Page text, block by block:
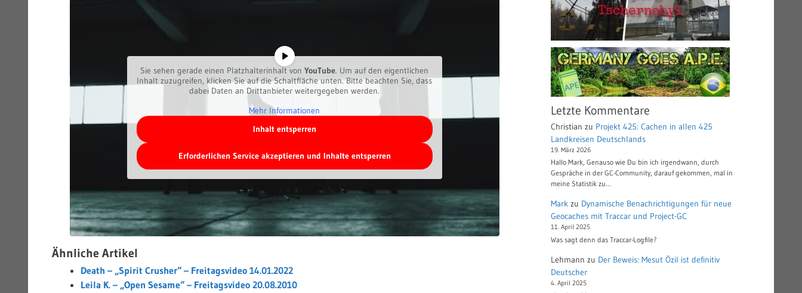
Sie sehen gerade einen Platzhalterinhalt von YouTube. Um auf den eigentlichen
Inhalt zuzugreifen, klicken Sie auf die Schaltfläche unten. Bitte beachten Sie, dass
dabei Daten an Drittanbieter weitergegeben werden.
Mehr Informationen
Inhalt entsperren
Erforderlichen Service akzeptieren und Inhalte entsperren
Ähnliche Artikel
Death – „Spirit Crusher“ – Freitagsvideo 14.01.2022
Leila K. – „Open Sesame“ – Freitagsvideo 20.08.2010
Letzte Kommentare
Christian zu Projekt 425: Cachen in allen 425
Landkreisen Deutschlands
19. März 2026
Hallo Mark, Genauso wie Du bin ich irgendwann, durch
Gespräche in der GC-Community, darauf gekommen, mal in
meine Statistik zu…
Mark zu Dynamische Benachrichtigungen für neue
Geocaches mit Traccar und Project-GC
11. April 2025
Was sagt denn das Traccar-Logfile?
Lehmann zu Der Beweis: Mesut Özil ist definitiv
Deutscher
4. April 2025